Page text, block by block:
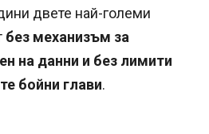
двете най-големи
без механизъм за
на данни и без лимити
бойни глави.